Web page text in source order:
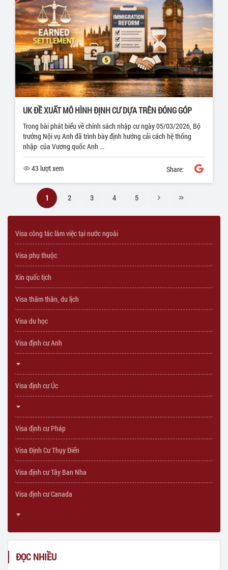
UK ĐỀ XUẤT MÔ HÌNH ĐỊNH CƯ DỰA TRÊN ĐÓNG GÓP
Trong bài phát biểu về chính sách nhập cư ngày 05/03/2026, Bộ
trưởng Nội vụ Anh đã trình bày định hướng cải cách hệ thống
nhập của Vương quốc Anh ...
43 lượt xem Share:
1 2 3 4 5
Visa công tác làm việc tại nước ngoài
Visa phụ thuộc
Xin quốc tịch
Visa thăm thân, du lịch
Visa du học
Visa định cư Anh
Visa định cư Úc
Visa định cư Pháp
Visa Định Cư Thụy Điển
Visa định cư Tây Ban Nha
Visa định cư Canada
ĐỌC NHIỀU